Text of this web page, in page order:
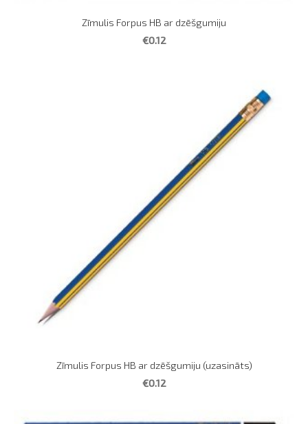
Zīmulis Forpus HB ar dzēšgumiju
€0.12
Zīmulis Forpus HB ar dzēšgumiju (uzasināts)
€0.12